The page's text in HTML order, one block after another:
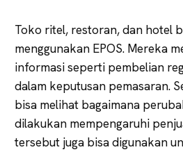
Toko ritel, restoran, dan hotel
menggunakan EPOS. Mereka
informasi seperti pembelian
dalam keputusan pemasaran.
bisa melihat bagaimana
dilakukan mempengaruhi
tersebut juga bisa digunakan